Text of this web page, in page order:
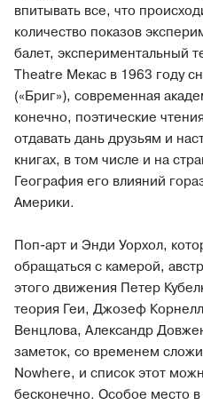
впитывать все, что
количество показов
балет, экспериментальный
Theatre Мекас в 1963 году
(«Бриг»), современная
конечно, поэтические
отдавать дань друзьям и
книгах, в том числе и на
География его влияний
Америки.
Поп-арт и Энди Уорхол,
обращаться с камерой,
этого движения Петер
теория Геи, Джозеф
Венцлова, Александр
заметок, со временем
Nowhere, и список этот
бесконечно. Особое место